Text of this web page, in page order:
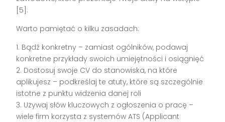
[5].
Warto pamiętać o kilku zasadach:
1. Bądź konkretny – zamiast ogólników, podawaj
konkretne przykłady swoich umiejętności i osiągnięć
2. Dostosuj swoje CV do stanowiska, na które
aplikujesz – podkreślaj te atuty, które są szczególnie
istotne z punktu widzenia danej roli
3. Używaj słów kluczowych z ogłoszenia o pracę –
wiele firm korzysta z systemów ATS (Applicant